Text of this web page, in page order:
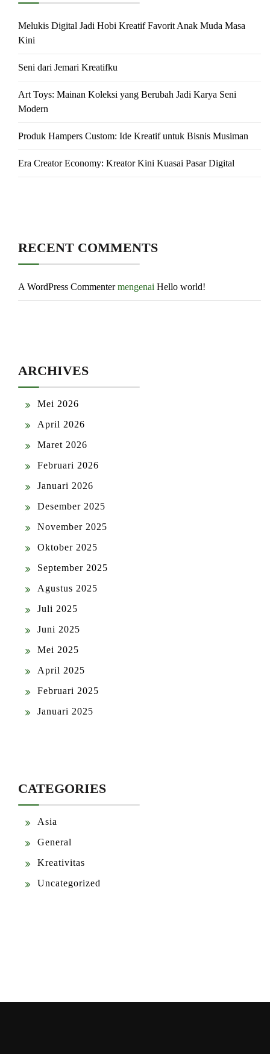
Melukis Digital Jadi Hobi Kreatif Favorit Anak Muda Masa
Kini
Seni dari Jemari Kreatifku
Art Toys: Mainan Koleksi yang Berubah Jadi Karya Seni
Modern
Produk Hampers Custom: Ide Kreatif untuk Bisnis Musiman
Era Creator Economy: Kreator Kini Kuasai Pasar Digital
RECENT COMMENTS
A WordPress Commentermengenai Hello world!
ARCHIVES
Mei 2026
April 2026
Maret 2026
Februari 2026
Januari 2026
Desember 2025
November 2025
Oktober 2025
September 2025
Agustus 2025
Juli 2025
Juni 2025
Mei 2025
April 2025
Februari 2025
Januari 2025
CATEGORIES
Asia
General
Kreativitas
Uncategorized